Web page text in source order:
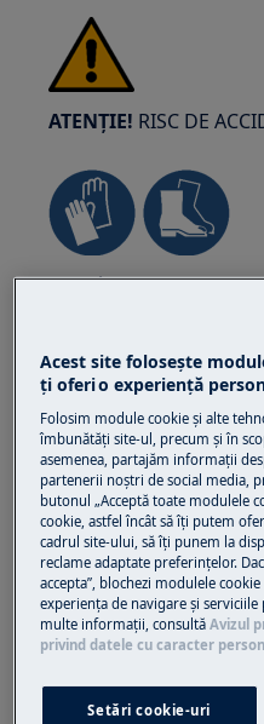
ATENȚIE! RISC DE
Aveți întotdeauna
Pentru aparatele
mănuși de protecție și
siguranță. Purtați
protecție pentru a vă
de muchiile ascuțite.
ATENȚIE!RISC DE
Acest site folosește
ţi oferi o experienţă
Folosim module cookie și alte
îmbunătăţi site-ul, precum și în
asemenea, partajăm informaţii
partenerii noștri de social media,
butonul „Acceptă toate modulele
cookie, astfel încât să îţi putem
cadrul site-ului, să îţi punem la
reclame adaptate preferinţelor.
accepta”, blochezi modulele
experienţa de navigare și
multe informaţii, consultăAvizul
privind datele cu caracter
Setări cookie-uri